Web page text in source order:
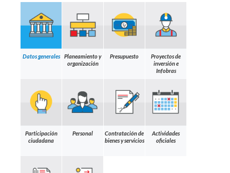
Datos generales
Planeamiento y
organización
Presupuesto
Proyectos de
inversión e
Infobras
Participación
ciudadana
Personal
Contratación de
bienes y servicios
Actividades
oficiales